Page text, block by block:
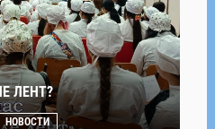
ЛЕНТ?
НОВОСТИ